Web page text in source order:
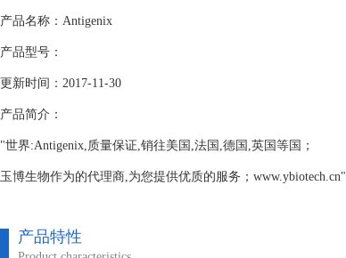
产品名称：Antigenix
产品型号：
更新时间：2017-11-30
产品简介：
"世界:Antigenix,质量保证,销往美国,法国,德国,英国等国；
玉博生物作为的代理商,为您提供优质的服务；www.ybiotech.cn"
产品特性